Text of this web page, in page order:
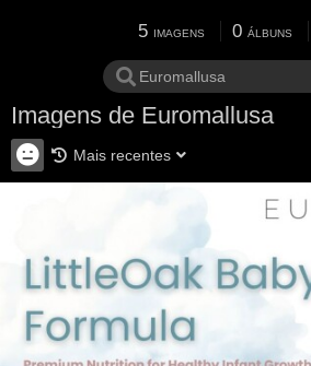
5 IMAGENS 0 ÁLBUNS
Imagens de Euromallusa
Mais recentes